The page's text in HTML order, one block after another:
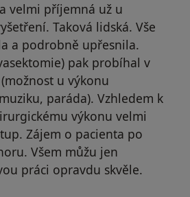
velmi příjemná už u
Taková lidská. Vše
a podrobně upřesnila.
pak probíhal v
u výkonu
paráda). Vzhledem k
výkonu velmi
Zájem o pacienta po
Všem můžu jen
práci opravdu skvěle.